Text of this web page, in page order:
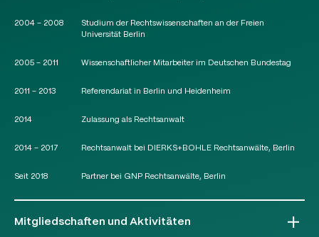
2004 – 2008
Studium der Rechtswissenschaften an der Freien
Universität Berlin
2005 – 2011 Wissenschaftlicher Mitarbeiter im Deutschen Bundestag
2011 – 2013 Referendariat in Berlin und Heidenheim
2014 Zulassung als Rechtsanwalt
2014 – 2017 Rechtsanwalt bei DIERKS+BOHLE Rechtsanwälte, Berlin
Seit 2018 Partner bei GNP Rechtsanwälte, Berlin
Mitgliedschaften und Aktivitäten